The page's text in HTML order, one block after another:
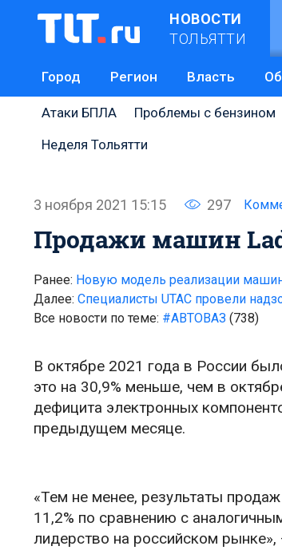
НОВОСТИ
ТОЛЬЯТТИ
Город Регион Власть
Атаки БПЛА Проблемы с бензином
Неделя Тольятти
3 ноября 2021 15:15 297
Продажи машин
Ранее: Новую модель реализации
Далее: Специалисты UTAС провели
Все новости по теме: #АВТОВАЗ (738)
В октябре 2021 года в России
это на 30,9% меньше, чем в
дефицита электронных
предыдущем месяце.
«Тем не менее, результаты
11,2% по сравнению с
лидерство на российском